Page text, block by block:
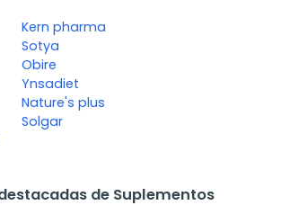
Kern pharma
Sotya
Obire
Ynsadiet
Nature's plus
Solgar
de Suplementos